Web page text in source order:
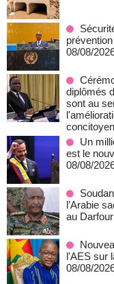
08/08/
diplômés
sont au
Un
est le
08/08/
l’Arabie
au Darfour
l'AES sur
08/08/